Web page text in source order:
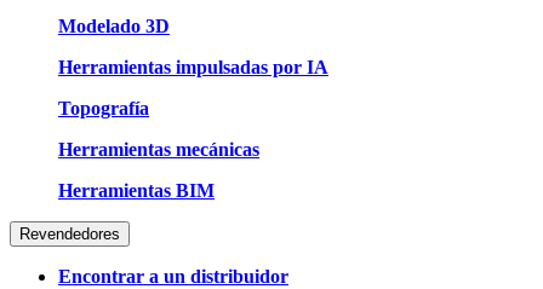
Modelado 3D
Herramientas impulsadas por IA
Topografía
Herramientas mecánicas
Herramientas BIM
Revendedores
Encontrar a un distribuidor